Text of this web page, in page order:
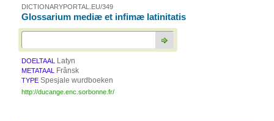
DICTIONARYPORTAL.EU/349
Glossarium mediæ et infimæ latinitatis
DOELTAAL Latyn
METATAAL Frânsk
TYPE Spesjale wurdboeken
http://ducange.enc.sorbonne.fr/